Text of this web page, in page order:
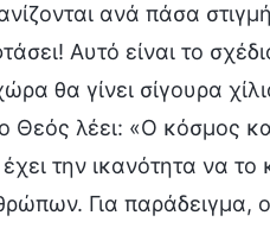
ανά πάσα
Αυτό είναι το
θα γίνει σίγουρα
Θεός λέει: «Ο κόσμος
την ικανότητα να
Για παράδειγμα,